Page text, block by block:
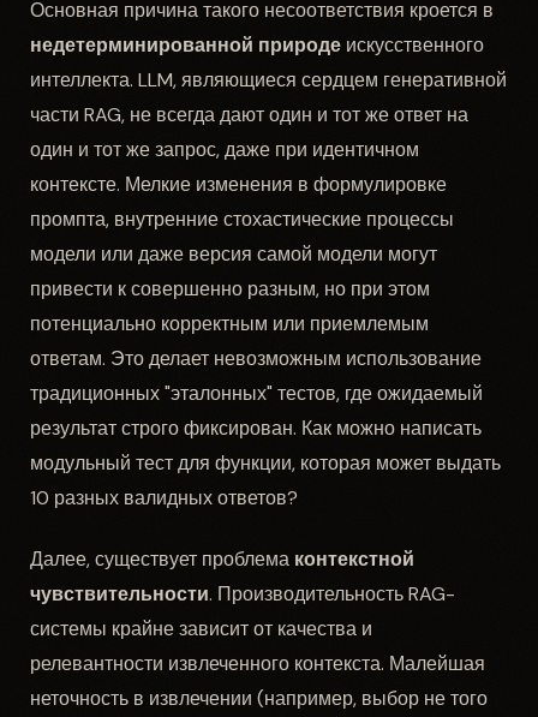
Основная причина такого несоответствия кроется в
недетерминированной природеискусственного
интеллекта. LLM, являющиеся сердцем генеративной
части RAG, не всегда дают один и тот же ответ на
один и тот же запрос, даже при идентичном
контексте. Мелкие изменения в формулировке
промпта, внутренние стохастические процессы
модели или даже версия самой модели могут
привести к совершенно разным, но при этом
потенциально корректным или приемлемым
ответам. Это делает невозможным использование
традиционных "эталонных" тестов, где ожидаемый
результат строго фиксирован. Как можно написать
модульный тест для функции, которая может выдать
10 разных валидных ответов?
Далее, существует проблема контекстной
чувствительности. Производительность RAG-
системы крайне зависит от качества и
релевантности извлеченного контекста. Малейшая
неточность в извлечении (например, выбор не того